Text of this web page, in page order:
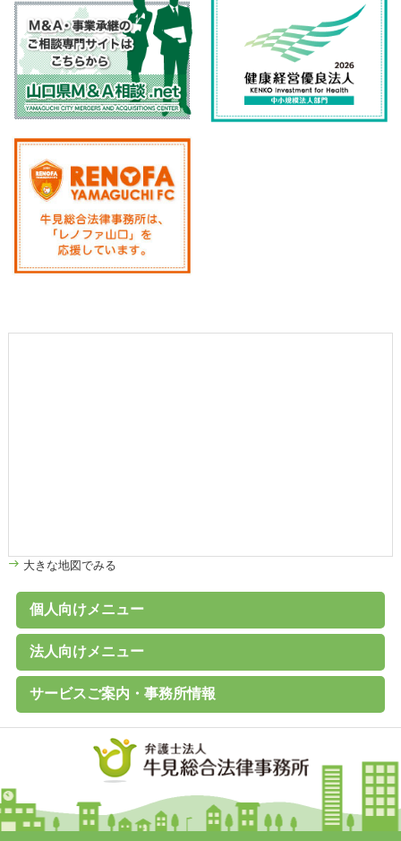
大きな地図でみる
個人向けメニュー
個人のお客様へ
家計診断・ライフプランアドバイス
債務整理（任意整理、個人再生、破産、過払い金の取戻し）
離婚その他家族の問題
高齢者の財産管理（後見、保佐、補助など）
遺言書作成、遺産分割、相続税対策
交通事故、その他各種事故
労働問題
（未払賃金、不当解雇、労災など）
その他の民事事件
刑事事件 （刑事弁護、被害者支援、告訴）
B型肝炎給付金
C型肝炎給付金
石綿（アスベスト）賠償金
破産に関するQ&A
過払い金に関するQ&A
離婚に関するQ&A
交通事故に関するQ&A
法人向けメニュー
法人のお客様へ
経営・法律顧問サービス
従業員支援プログラム（ＥＡＰ）
経営相談、経営計画作成サポートなど
会社設立、株主総会、代表訴訟、その他会社法務一般
売掛金等の与信管理・債権回収
契約書の作成・チェック
人事労務（就業規則、賃金、解雇など）
訴訟・紛争・クレーム
Ｍ＆Ａ・各種提携、事業承継
事業再生・倒産（民事再生、破産、特別清算）
サービスご案内・事務所情報
事務所案内
基本理念
初回相談（平日）無料
費用見積り無料
料金一覧
よくあるご質問
お客様の声
メールマガジン無料登録
講演・セミナー実績
対応エリア
採用情報
地図
個人情報保護方針